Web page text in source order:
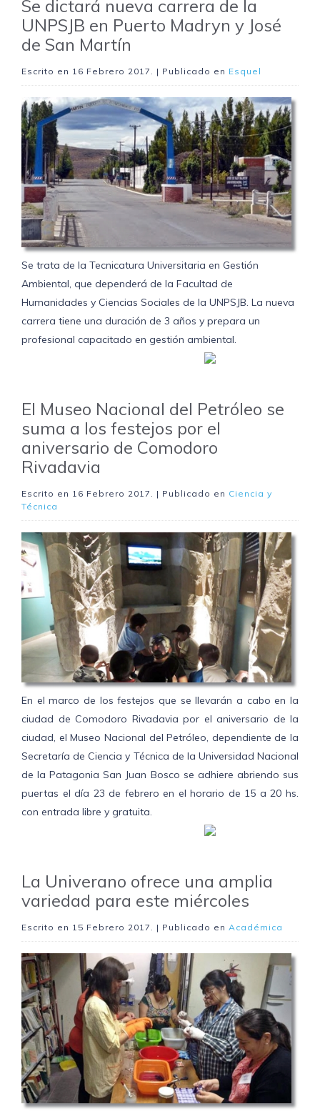
Se dictará nueva carrera de la
UNPSJB en Puerto Madryn y José
de San Martín
Escrito en 16 Febrero 2017 . | Publicado en Esquel
Se trata de la Tecnicatura Universitaria en Gestión
Ambiental, que dependerá de la Facultad de
Humanidades y Ciencias Sociales de la UNPSJB. La nueva
carrera tiene una duración de 3 años y prepara un
profesional capacitado en gestión ambiental.
El Museo Nacional del Petróleo se
suma a los festejos por el
aniversario de Comodoro
Rivadavia
Escrito en 16 Febrero 2017 . | Publicado en Ciencia y
Técnica
En el marco de los festejos que se llevarán a cabo en la
ciudad de Comodoro Rivadavia por el aniversario de la
ciudad, el Museo Nacional del Petróleo, dependiente de la
Secretaría de Ciencia y Técnica de la Universidad Nacional
de la Patagonia San Juan Bosco se adhiere abriendo sus
puertas el día 23 de febrero en el horario de 15 a 20 hs.
con entrada libre y gratuita.
La Univerano ofrece una amplia
variedad para este miércoles
Escrito en 15 Febrero 2017 . | Publicado en Académica